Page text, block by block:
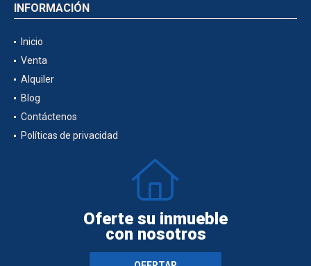
INFORMACIÓN
Inicio
Venta
Alquiler
Blog
Contáctenos
Políticas de privacidad
Oferte su inmueble
con nosotros